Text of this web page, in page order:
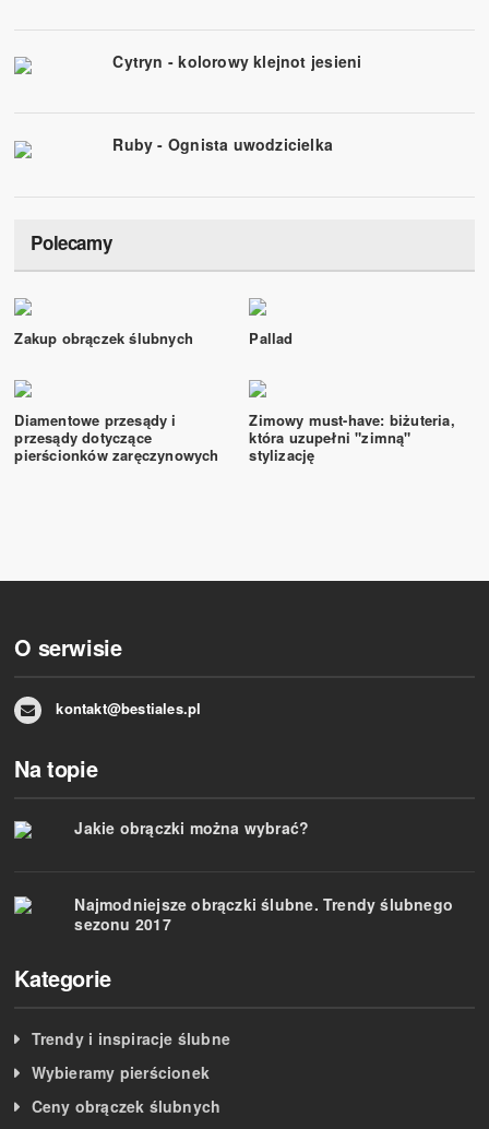
Cytryn - kolorowy klejnot jesieni
Ruby - Ognista uwodzicielka
Polecamy
Zakup obrączek ślubnych Pallad
Diamentowe przesądy i
przesądy dotyczące
pierścionków zaręczynowych
Zimowy must-have: biżuteria,
która uzupełni "zimną"
stylizację
O serwisie
kontakt@bestiales.pl
Na topie
Jakie obrączki można wybrać?
Najmodniejsze obrączki ślubne. Trendy ślubnego
sezonu 2017
Kategorie
Trendy i inspiracje ślubne
Wybieramy pierścionek
Ceny obrączek ślubnych